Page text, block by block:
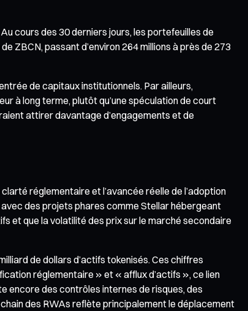
cours des 30 derniers jours, les portefeuilles de
ZBCN, passant d’environ 264 millions à près de 273
de capitaux institutionnels. Par ailleurs,
à long terme, plutôt qu’une spéculation de court
attirer davantage d’engagements et de
réglementaire et l’avancée réelle de l’adoption
des projets phares comme Stellar hébergeant
et que la volatilité des prix sur le marché secondaire
de dollars d’actifs tokenisés. Ces chiffres
réglementaire » et « afflux d’actifs », ce lien
encore des contrôles internes de risques, des
des RWAs reflète principalement le déplacement